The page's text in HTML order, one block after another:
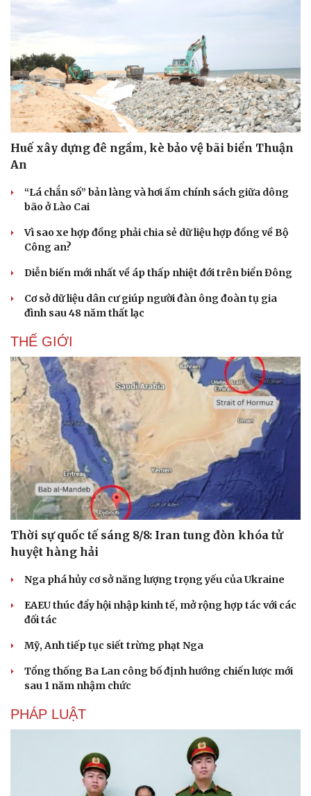
Văn hóa
Sân khấu - Điện ảnh
Văn học
Âm nhạc
Di sản
Giải trí
Huế xây dựng đê ngầm, kè bảo vệ bãi biển Thuận
An
“Lá chắn số” bản làng và hơi ấm chính sách giữa dông
bão ở Lào Cai
Vì sao xe hợp đồng phải chia sẻ dữ liệu hợp đồng về Bộ
Công an?
Diễn biến mới nhất về áp thấp nhiệt đới trên biển Đông
Cơ sở dữ liệu dân cư giúp người đàn ông đoàn tụ gia
đình sau 48 năm thất lạc
THẾ GIỚI
Thời sự quốc tế sáng 8/8: Iran tung đòn khóa tử
huyệt hàng hải
Nga phá hủy cơ sở năng lượng trọng yếu của Ukraine
EAEU thúc đẩy hội nhập kinh tế, mở rộng hợp tác với các
đối tác
Mỹ, Anh tiếp tục siết trừng phạt Nga
Tổng thống Ba Lan công bố định hướng chiến lược mới
sau 1 năm nhậm chức
PHÁP LUẬT